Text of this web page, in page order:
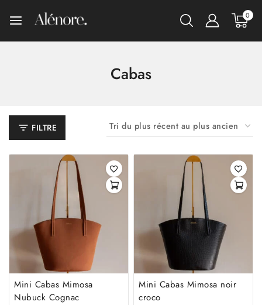
0
Cabas
FILTRE
Mini Cabas Mimosa
Nubuck Cognac
Mini Cabas Mimosa noir
croco